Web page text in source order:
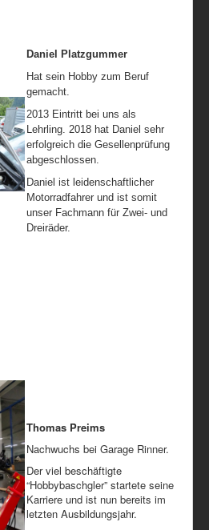
Daniel Platzgummer
Hat sein Hobby zum Beruf
gemacht.
2013 Eintritt bei uns als
Lehrling. 2018 hat Daniel sehr
erfolgreich die Gesellenprüfung
abgeschlossen.
Daniel ist leidenschaftlicher
Motorradfahrer und ist somit
unser Fachmann für Zwei- und
Dreiräder.
Thomas Preims
Nachwuchs bei Garage Rinner.
Der viel beschäftigte
“Hobbybaschgler” startete seine
Karriere und ist nun bereits im
letzten Ausbildungsjahr.